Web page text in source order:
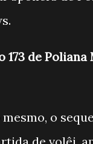
de Poliana
o